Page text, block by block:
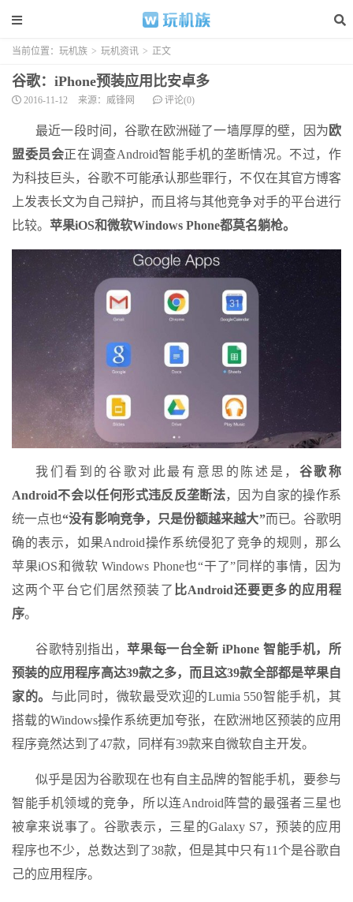
当前位置： 玩机族 > 玩机资讯 > 正文
谷歌：iPhone预装应用比安卓多
2016-11-12 来源：威锋网 评论(0)
最近一段时间，谷歌在欧洲碰了一墙厚厚的壁，因为 欧
盟委员会正在调查Android智能手机的垄断情况。不过，作
为科技巨头，谷歌不可能承认那些罪行，不仅在其官方博客
上发表长文为自己辩护，而且将与其他竞争对手的平台进行
比较。 苹果iOS和微软Windows Phone都莫名躺枪。
我们看到的谷歌对此最有意思的陈述是， 谷歌称
Android不会以任何形式违反反垄断法，因为自家的操作系
统一点也“没有影响竞争，只是份额越来越大”而已。谷歌明
确的表示，如果Android操作系统侵犯了竞争的规则，那么
苹果iOS和微软 Windows Phone也“干了”同样的事情，因为
这两个平台它们居然预装了 比Android还要更多的应用程
序。
谷歌特别指出，苹果每一台全新 iPhone 智能手机，所
预装的应用程序高达39款之多，而且这39款全部都是苹果自
家的。 与此同时，微软最受欢迎的Lumia 550智能手机，其
搭载的Windows操作系统更加夸张，在欧洲地区预装的应用
程序竟然达到了47款，同样有39款来自微软自主开发。
似乎是因为谷歌现在也有自主品牌的智能手机，要参与
智能手机领域的竞争，所以连Android阵营的最强者三星也
被拿来说事了。谷歌表示，三星的Galaxy S7，预装的应用
程序也不少，总数达到了38款，但是其中只有11个是谷歌自
己的应用程序。